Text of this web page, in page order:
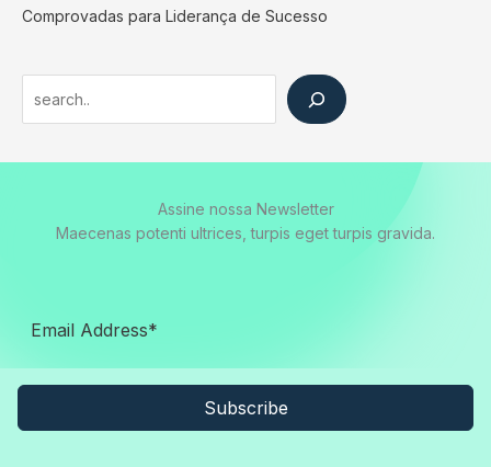
Comprovadas para Liderança de Sucesso
Assine nossa Newsletter
Maecenas potenti ultrices, turpis eget turpis gravida.
Subscribe